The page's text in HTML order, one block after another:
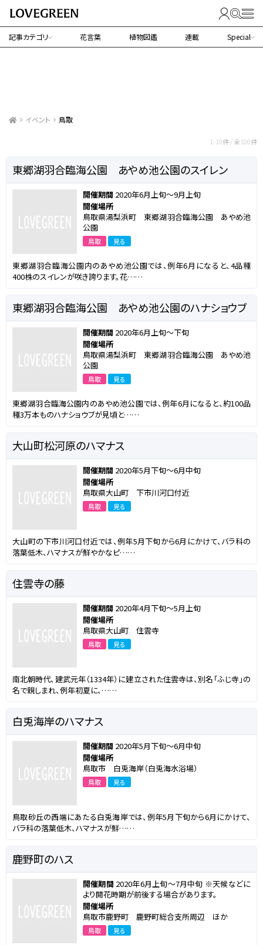
記事カテゴリ 花言葉 植物図鑑 連載 Special
イベント 鳥取
1-10件 / 全100件
東郷湖羽合臨海公園 あやめ池公園のスイレン
開催期間 2020年6月上旬～9月上旬
開催場所
鳥取県湯梨浜町 東郷湖羽合臨海公園 あやめ池
公園
鳥取 見る
東郷湖羽合臨海公園内のあやめ池公園では、例年6月になると、4品種
400株のスイレンが咲き誇ります。花……
東郷湖羽合臨海公園 あやめ池公園のハナショウブ
開催期間 2020年6月上旬～下旬
開催場所
鳥取県湯梨浜町 東郷湖羽合臨海公園 あやめ池
公園
鳥取 見る
東郷湖羽合臨海公園内のあやめ池公園では、例年6月になると、約100品
種3万本ものハナショウブが見頃と……
大山町松河原のハマナス
開催期間 2020年5月下旬～6月中旬
開催場所
鳥取県大山町 下市川河口付近
鳥取 見る
大山町の下市川河口付近では、例年5月下旬から6月にかけて、バラ科の
落葉低木、ハマナスが鮮やかなピ……
住雲寺の藤
開催期間 2020年4月下旬～5月上旬
開催場所
鳥取県大山町 住雲寺
鳥取 見る
南北朝時代、建武元年（1334年）に建立された住雲寺は、別名「ふじ寺」の
名で親しまれ、例年初夏に、……
白兎海岸のハマナス
開催期間 2020年5月下旬～6月中旬
開催場所
鳥取市 白兎海岸（白兎海水浴場）
鳥取 見る
鳥取砂丘の西端にあたる白兎海岸では、例年5月下旬から6月にかけて、
バラ科の落葉低木、ハマナスが鮮……
鹿野町のハス
開催期間 2020年6月上旬～7月中旬 ※天候などに
より開花時期が前後する場合があります。
開催場所
鳥取市鹿野町 鹿野町総合支所周辺 ほか
鳥取 見る